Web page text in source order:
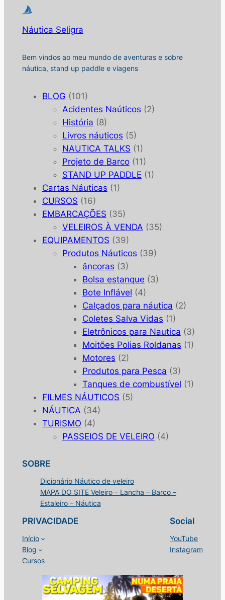
Náutica Seligra
Bem vindos ao meu mundo de aventuras e sobre
náutica, stand up paddle e viagens
BLOG (101)
Acidentes Naúticos (2)
História (8)
Livros náuticos (5)
NAUTICA TALKS (1)
Projeto de Barco(11)
STAND UP PADDLE (1)
Cartas Náuticas (1)
CURSOS (16)
EMBARCAÇÕES (35)
VELEIROS À VENDA (35)
EQUIPAMENTOS (39)
Produtos Náuticos (39)
âncoras (3)
Bolsa estanque (3)
Bote Inflável (4)
Calçados para náutica (2)
Coletes Salva Vidas (1)
Eletrônicos para Nautica (3)
Moitões Polias Roldanas (1)
Motores (2)
Produtos para Pesca (3)
Tanques de combustível (1)
FILMES NÁUTICOS (5)
NÁUTICA (34)
TURISMO (4)
PASSEIOS DE VELEIRO (4)
SOBRE
Dicionário Náutico de veleiro
MAPA DO SITE Veleiro – Lancha – Barco –
Estaleiro – Náutica
PRIVACIDADE
Início
Blog
Cursos
Social
YouTube
Instagram